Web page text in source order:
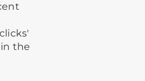
the